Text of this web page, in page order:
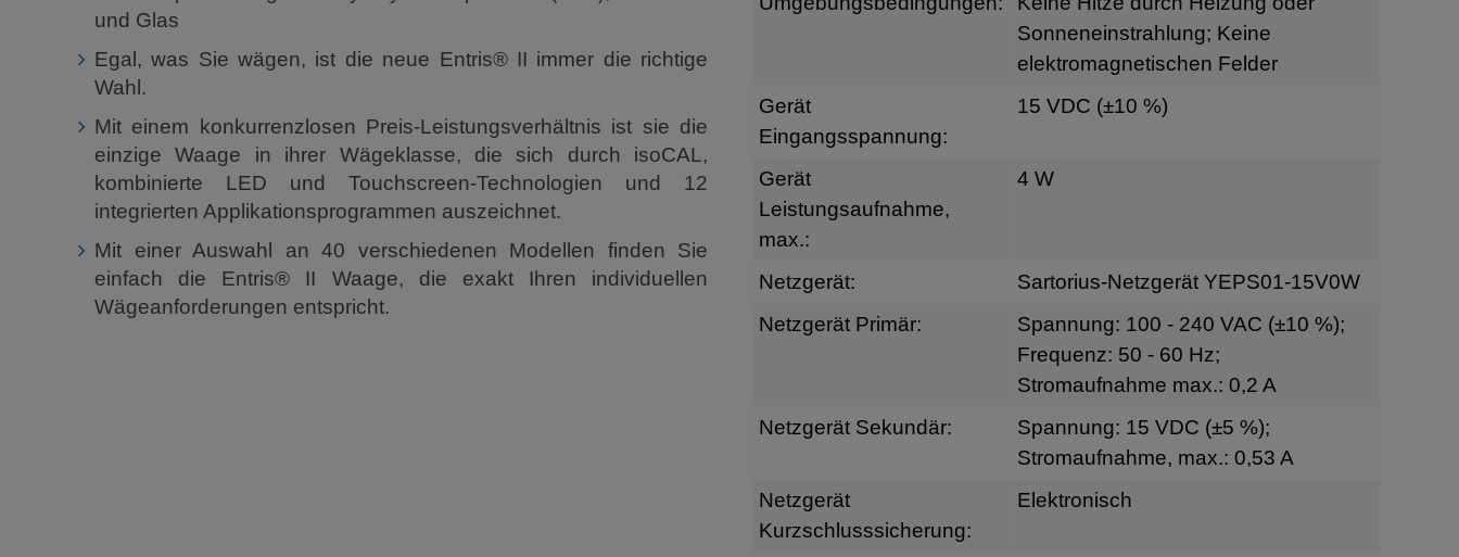
und Glas
Egal, was Sie wägen, ist die neue Entris® II immer die richtige
Wahl.
Mit einem konkurrenzlosen Preis-Leistungsverhältnis ist sie die
einzige Waage in ihrer Wägeklasse, die sich durch isoCAL,
kombinierte LED und Touchscreen-Technologien und 12
integrierten Applikationsprogrammen auszeichnet.
Mit einer Auswahl an 40 verschiedenen Modellen finden Sie
einfach die Entris® II Waage, die exakt Ihren individuellen
Wägeanforderungen entspricht.
Sonneneinstrahlung; Keine
elektromagnetischen Felder
Gerät
Eingangsspannung:
15 VDC (±10 %)
Gerät
Leistungsaufnahme,
max.:
4 W
Netzgerät:
Sartorius-Netzgerät YEPS01-15V0W
Netzgerät Primär:
Spannung: 100 - 240 VAC (±10 %);
Frequenz: 50 - 60 Hz;
Stromaufnahme max.: 0,2 A
Netzgerät Sekundär:
Spannung: 15 VDC (±5 %);
Stromaufnahme, max.: 0,53 A
Netzgerät
Kurzschlusssicherung:
Elektronisch